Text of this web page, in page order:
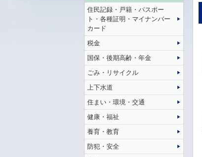
住民記録・戸籍・パスポー
ト・各種証明・マイナンバー
カード
税金
国保・後期高齢・年金
ごみ・リサイクル
上下水道
住まい・環境・交通
健康・福祉
養育・教育
防犯・安全